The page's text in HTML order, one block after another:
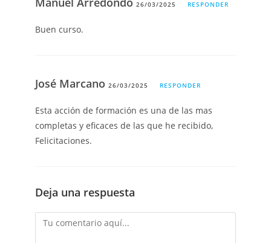
26/03/2025 RESPONDER
Buen curso.
José Marcano26/03/2025 RESPONDER
Esta acción de formación es una de las mas
completas y eficaces de las que he recibido,
Felicitaciones.
Deja una respuesta